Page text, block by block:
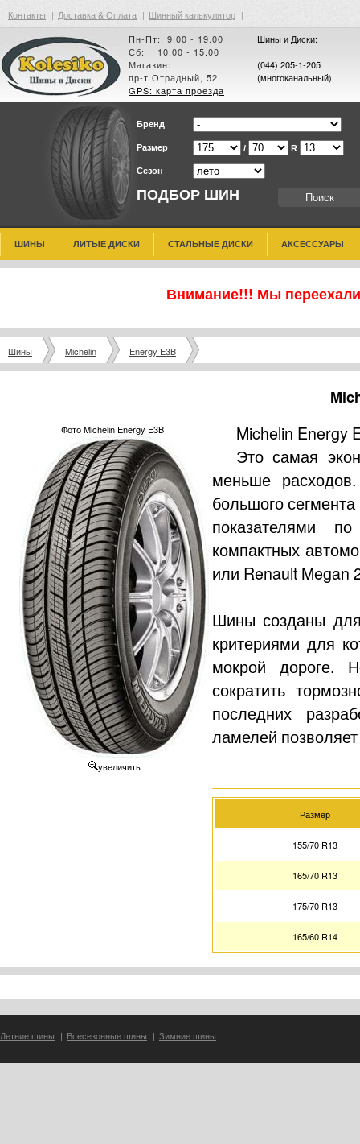
Контакты | Доставка & Оплата | Шинный калькулятор |
Пн-Пт: 9.00 - 19.00
Сб: 10.00 - 15.00
Магазин:
пр-т Отрадный, 52
GPS: карта проезда
Шины и Диски:
(044) 205-1-205
(многоканальный)
ПОДБОР ШИН
Бренд
Размер / R
Сезон
ШИНЫ ЛИТЫЕ ДИСКИ СТАЛЬНЫЕ ДИСКИ АКСЕССУАРЫ
Внимание!!! Мы
Шины Michelin Energy E3B
Фото Michelin Energy E3B
увеличить
Michelin Energy
Это самая
меньше
большого
показателями
компактных
или Renault Megan
Шины созданы для
критериями для
мокрой дороге.
сократить
последних
ламелей
Размер
155/70 R13
165/70 R13
175/70 R13
165/60 R14
Летние шины | Всесезонные шины | Зимние шины